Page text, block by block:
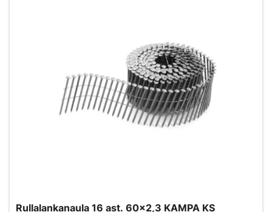
Rullalankanaula 16 ast. 60x2,3 KAMPA KS